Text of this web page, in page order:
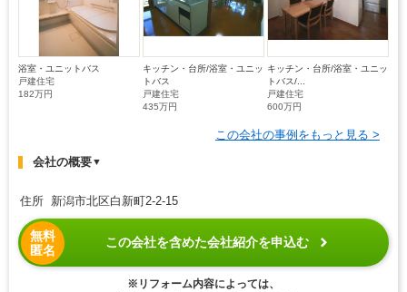
浴室・ユニットバス
戸建住宅
182万円
キッチン・台所/浴室・ユニッ
トバス
戸建住宅
435万円
キッチン・台所/浴室・ユニッ
トバス/...
戸建住宅
600万円
この会社の事例をもっと見る >
会社の概要▼
住所 新潟市北区白新町2-2-15
無料
匿名
この会社を含めた会社紹介を申込む
※リフォーム内容によっては、